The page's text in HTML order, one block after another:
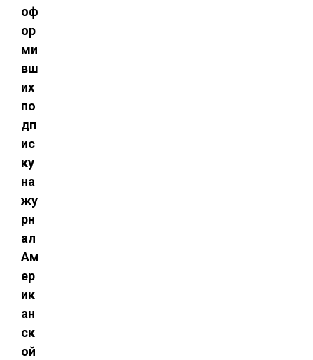
оф
ор
ми
вш
их
по
дп
ис
ку
на
жу
рн
ал
Ам
ер
ик
ан
ск
ой